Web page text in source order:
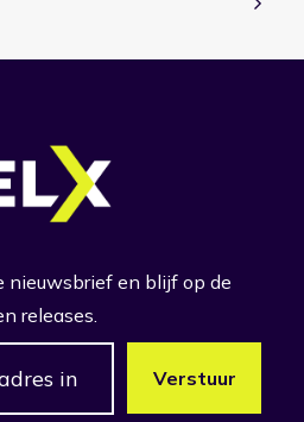
nieuwsbrief en blijf op de
releases.